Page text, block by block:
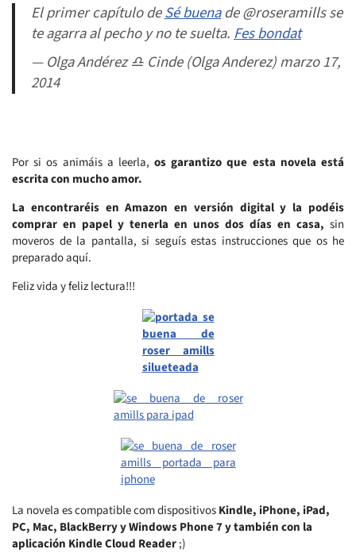
El primer capítulo deSé buenade @roseramills se
te agarra al pecho y no te suelta.Fes bondat
— Olga Andérez ♎ Cinde (Olga Anderez) marzo 17,
2014
Por si os animáis a leerla,os garantizo que esta novela está
escrita con mucho amor.
La encontraréis en Amazon en versión digital y la podéis
comprar en papel y tenerla en unos dos días en casa, sin
moveros de la pantalla, si seguís estas instrucciones que os he
preparado aquí.
Feliz vida y feliz lectura!!!
La novela es compatible com dispositivosKindle, iPhone, iPad,
PC, Mac, BlackBerry y Windows Phone 7 y también con la
aplicación Kindle Cloud Reader;)